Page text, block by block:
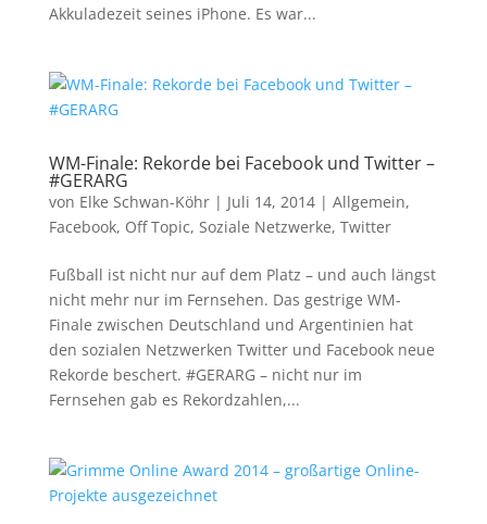
Akkuladezeit seines iPhone. Es war...
WM-Finale: Rekorde bei Facebook und Twitter –
#GERARG
von Elke Schwan-Köhr| Juli 14, 2014| Allgemein,
Facebook, Off Topic, Soziale Netzwerke, Twitter
Fußball ist nicht nur auf dem Platz – und auch längst
nicht mehr nur im Fernsehen. Das gestrige WM-
Finale zwischen Deutschland und Argentinien hat
den sozialen Netzwerken Twitter und Facebook neue
Rekorde beschert. #GERARG – nicht nur im
Fernsehen gab es Rekordzahlen,...